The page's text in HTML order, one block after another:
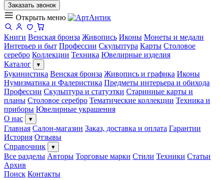
Заказать звонок
Открыть меню
Книги Венская бронза Живопись Иконы Монеты и медали
Интерьер и быт Профессии Скульптура Карты Столовое
серебро Коллекции Техника Ювелирные изделия
Каталог
▾
Букинистика Венская бронза Живопись и графика Иконы
Нумизматика и Фалеристика Предметы интерьера и обихода
Профессии Скульптура и статуэтки Старинные карты и
планы Столовое серебро Тематические коллекции Техника и
приборы Ювелирные украшения
О нас
▾
Главная Салон-магазин Заказ, доставка и оплата Гарантии
История Отзывы
Справочник
▾
Все разделы Авторы Торговые марки Стили Техники Статьи
Архив
Поиск Контакты